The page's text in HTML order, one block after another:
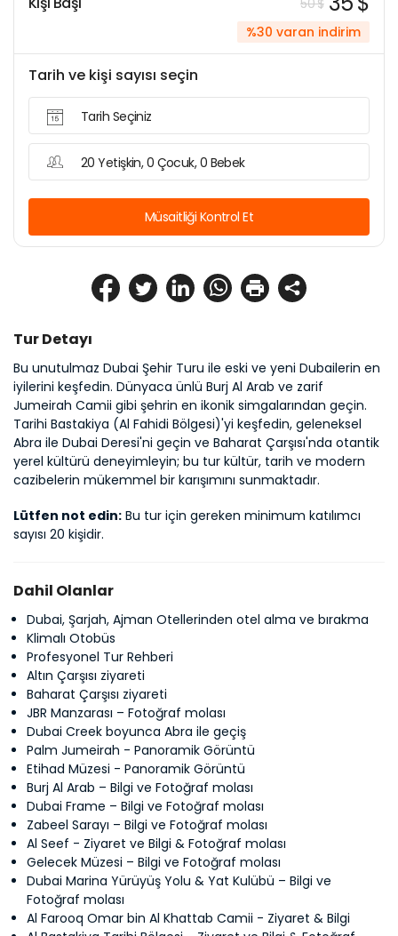
Tur Detayı
Bu unutulmaz Dubai Şehir Turu ile eski ve yeni Dubailerin en
iyilerini keşfedin. Dünyaca ünlü Burj Al Arab ve zarif
Jumeirah Camii gibi şehrin en ikonik simgalarından geçin.
Tarihi Bastakiya (Al Fahidi Bölgesi)'yi keşfedin, geleneksel
Abra ile Dubai Deresi'ni geçin ve Baharat Çarşısı'nda otantik
yerel kültürü deneyimleyin; bu tur kültür, tarih ve modern
cazibelerin mükemmel bir karışımını sunmaktadır.
Lütfen not edin: Bu tur için gereken minimum katılımcı
sayısı 20 kişidir.
Dahil Olanlar
Dubai, Şarjah, Ajman Otellerinden otel alma ve bırakma
Klimalı Otobüs
Profesyonel Tur Rehberi
Altın Çarşısı ziyareti
Baharat Çarşısı ziyareti
JBR Manzarası – Fotoğraf molası
Dubai Creek boyunca Abra ile geçiş
Palm Jumeirah - Panoramik Görüntü
Etihad Müzesi - Panoramik Görüntü
Burj Al Arab – Bilgi ve Fotoğraf molası
Dubai Frame – Bilgi ve Fotoğraf molası
Zabeel Sarayı – Bilgi ve Fotoğraf molası
Al Seef - Ziyaret ve Bilgi & Fotoğraf molası
Gelecek Müzesi – Bilgi ve Fotoğraf molası
Dubai Marina Yürüyüş Yolu & Yat Kulübü – Bilgi ve
Fotoğraf molası
Al Farooq Omar bin Al Khattab Camii - Ziyaret & Bilgi
50 $
%30 varan indirim
Tarih ve kişi sayısı seçin
Tarih Seçiniz
20 Yetişkin, 0 Çocuk, 0 Bebek
Müsaitliği Kontrol Et